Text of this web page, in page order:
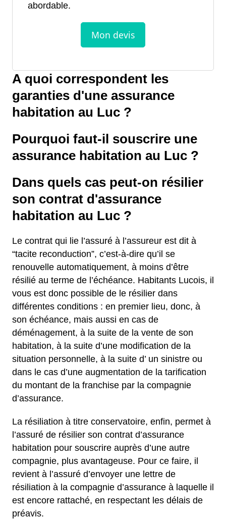
abordable.
A quoi correspondent les
garanties d'une assurance
habitation au Luc ?
Pourquoi faut-il souscrire une
assurance habitation au Luc ?
Dans quels cas peut-on résilier
son contrat d'assurance
habitation au Luc ?
Le contrat qui lie l’assuré à l’assureur est dit à
“tacite reconduction”, c’est-à-dire qu’il se
renouvelle automatiquement, à moins d’être
résilié au terme de l’échéance. Habitants Lucois, il
vous est donc possible de le résilier dans
différentes conditions : en premier lieu, donc, à
son échéance, mais aussi en cas de
déménagement, à la suite de la vente de son
habitation, à la suite d’une modification de la
situation personnelle, à la suite d’ un sinistre ou
dans le cas d’une augmentation de la tarification
du montant de la franchise par la compagnie
d’assurance.
La résiliation à titre conservatoire, enfin, permet à
l’assuré de résilier son contrat d’assurance
habitation pour souscrire auprès d’une autre
compagnie, plus avantageuse. Pour ce faire, il
revient à l’assuré d’envoyer une lettre de
résiliation à la compagnie d’assurance à laquelle il
est encore rattaché, en respectant les délais de
préavis.